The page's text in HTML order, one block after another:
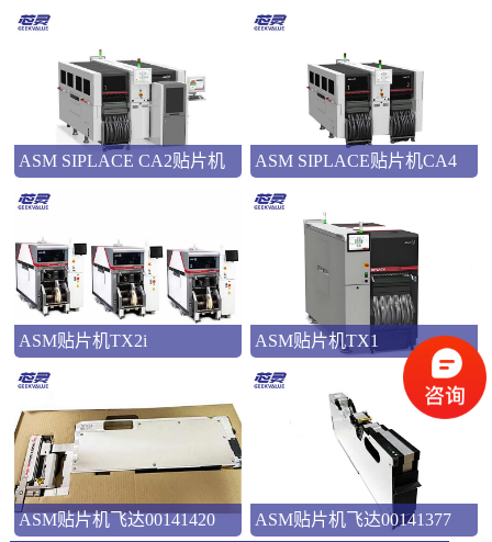
ASM SIPLACE CA2贴片机 ASM SIPLACE贴片机CA4
ASM贴片机TX2i ASM贴片机TX1
ASM贴片机飞达00141420 ASM贴片机飞达00141377